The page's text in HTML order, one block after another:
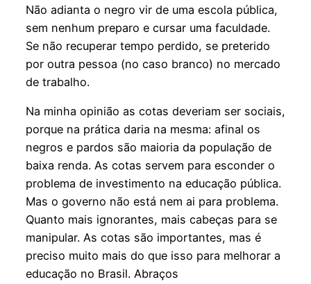
Não adianta o negro vir de uma escola pública,
sem nenhum preparo e cursar uma faculdade.
Se não recuperar tempo perdido, se preterido
por outra pessoa (no caso branco) no mercado
de trabalho.
Na minha opinião as cotas deveriam ser sociais,
porque na prática daria na mesma: afinal os
negros e pardos são maioria da população de
baixa renda. As cotas servem para esconder o
problema de investimento na educação pública.
Mas o governo não está nem ai para problema.
Quanto mais ignorantes, mais cabeças para se
manipular. As cotas são importantes, mas é
preciso muito mais do que isso para melhorar a
educação no Brasil. Abraços